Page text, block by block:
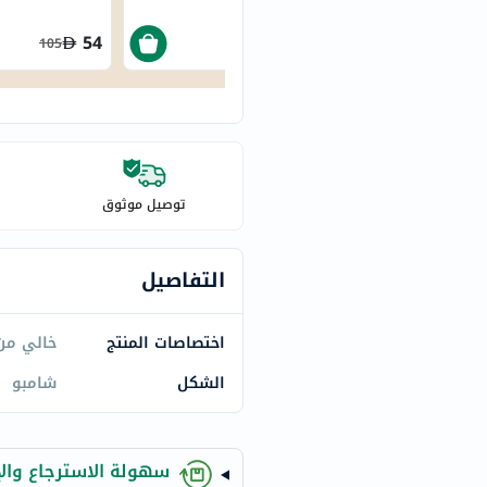
activise
acuvue
webber-
aveeno
freestylelibre
CHalpha
cerave
dralthea
mustela
celimax
54
105
توصيل موثوق
التفاصيل
اختصاصات المنتج
خالي
الشكل
شامبو
سهولة الاسترجاع